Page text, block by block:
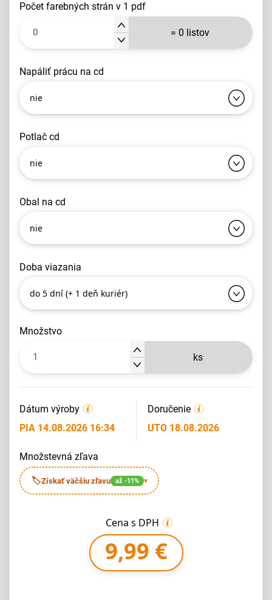
počet farebných strán v 1 pdf
= 0 listov
napáliť prácu na cd
nie
potlač cd
nie
obal na cd
nie
doba viazania
do 5 dní (+ 1 deň kuriér)
množstvo
ks
Dátum výroby
PIA 14.08.2026 16:34
Doručenie
UTO 18.08.2026
množstevná zľava
🏷Získať väčšiu zľavu až -11% ▾
Cena s DPH
9,99 €